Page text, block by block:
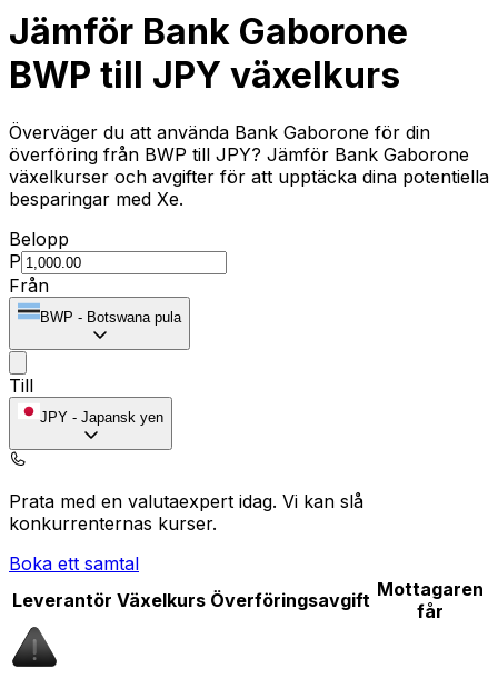
Jämför Bank Gaborone
BWP till JPY växelkurs
Överväger du att använda Bank Gaborone för din
överföring från BWP till JPY? Jämför Bank Gaborone
växelkurser och avgifter för att upptäcka dina potentiella
besparingar med Xe.
Belopp
P
Från
BWP - Botswana pula
Till
JPY - Japansk yen
Prata med en valutaexpert idag. Vi kan slå
konkurrenternas kurser.
Boka ett samtal
Leverantör Växelkurs Överföringsavgift Mottagaren
får